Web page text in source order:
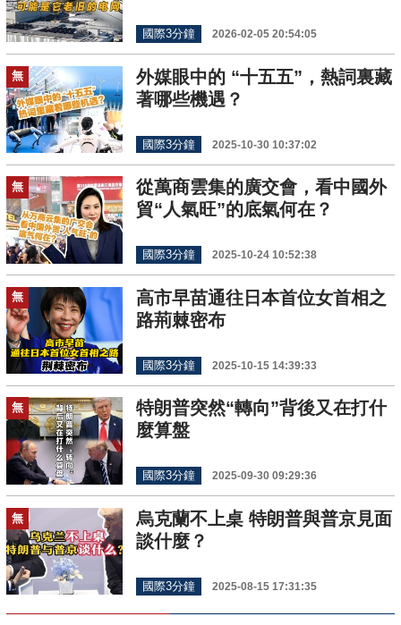
國際3分鐘 2026-02-05 20:54:05
無
外媒眼中的 “十五五”，熱詞裏藏
著哪些機遇？
國際3分鐘 2025-10-30 10:37:02
無
從萬商雲集的廣交會，看中國外
貿“人氣旺”的底氣何在？
國際3分鐘 2025-10-24 10:52:38
無
高市早苗通往日本首位女首相之
路荊棘密布
國際3分鐘 2025-10-15 14:39:33
無
特朗普突然“轉向”背後又在打什
麼算盤
國際3分鐘 2025-09-30 09:29:36
無
烏克蘭不上桌 特朗普與普京見面
談什麼？
國際3分鐘 2025-08-15 17:31:35